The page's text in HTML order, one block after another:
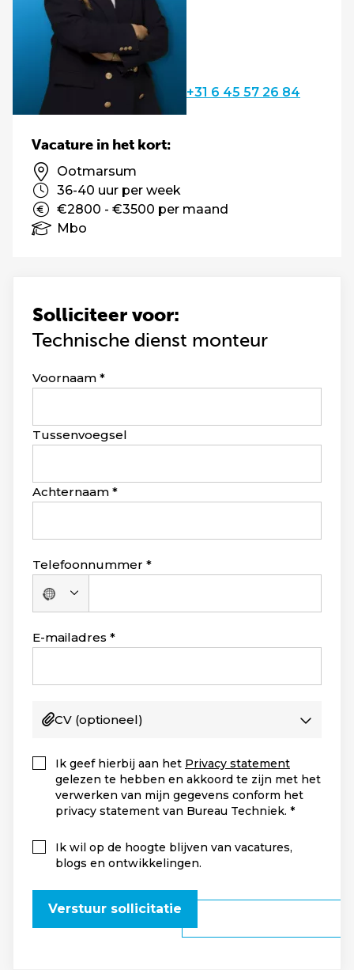
+31 6 45 57 26 84
Solliciteer voor:
Technische dienst monteur
Leave
blank
Voornaam
Tussenvoegsel
Achternaam
Telefoonnummer
Geen
land
geselecteerd
E-mailadres
CV (optioneel)
Ik geef hierbij aan het Privacy statement
gelezen te hebben en akkoord te zijn met het
verwerken van mijn gegevens conform het
privacy statement van Bureau Techniek.
Ik wil op de hoogte blijven van vacatures,
blogs en ontwikkelingen.
Verstuur sollicitatie
Vacature in het kort:
Ootmarsum
36-40 uur per week
€2800 - €3500 per maand
Mbo